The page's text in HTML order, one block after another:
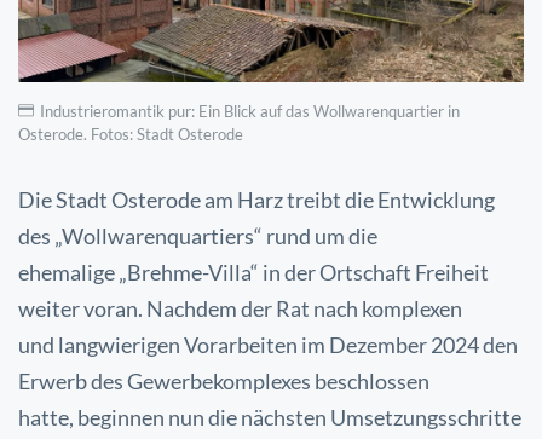
Industrieromantik pur: Ein Blick auf das Wollwarenquartier in
Osterode. Fotos: Stadt Osterode
Die Stadt Osterode am Harz treibt die Entwicklung
des „Wollwarenquartiers“ rund um die
ehemalige„Brehme-Villa“ in der Ortschaft Freiheit
weiter voran. Nachdem der Rat nach komplexen
und langwierigen Vorarbeiten im Dezember 2024 den
Erwerb des Gewerbekomplexes beschlossen
hatte, beginnen nun die nächsten Umsetzungsschritte